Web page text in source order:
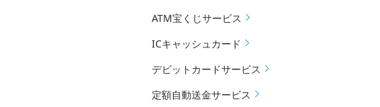
ATM宝くじサービス
ICキャッシュカード
デビットカードサービス
定額自動送金サービス